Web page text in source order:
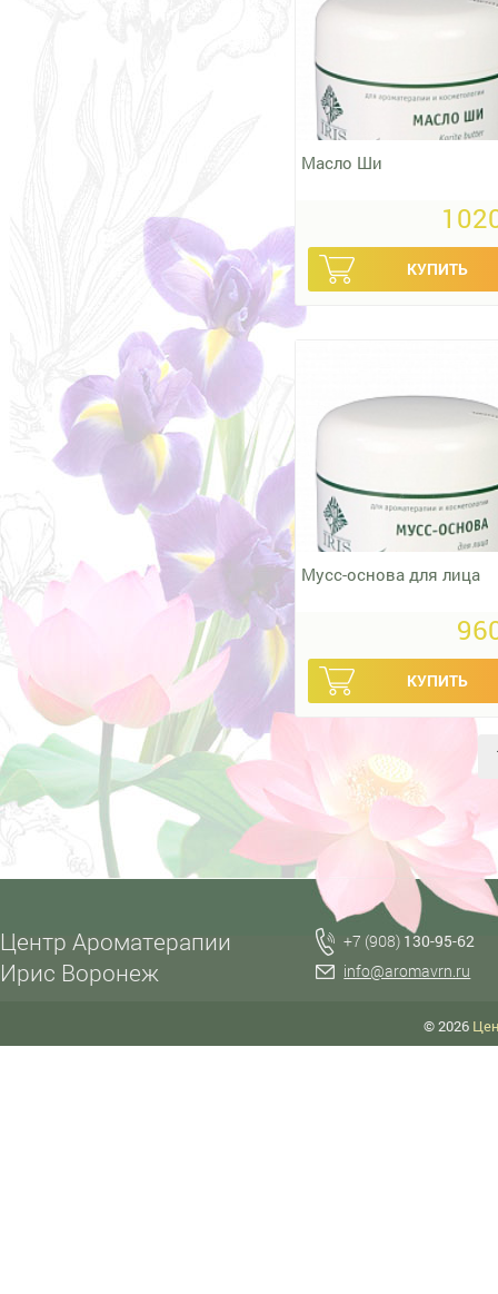
Масло Ши
Мусс-основа для лица
Центр Ароматерапии
Ирис Воронеж
+7 (908) 130-95-62
info@aromavrn.ru
© 2026